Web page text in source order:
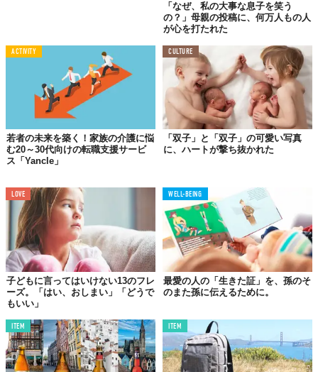
イギリスに来たら、やっぱりこれを食べなきゃね、とフィッシュ
＆チップスに舌鼓を打つCarlaさんとGreggさん。息子だけでな
05.タラクレー
「なぜ、私の大事な息子を笑う
の？」母親の投稿に、何万人もの人
が心を打たれた
ACTIVITY
若者の未来を築く！家族の介護に悩
む20～30代向けの転職支援サービ
ス「Yancle」
CULTURE
「双子」と「双子」の可愛い写真
に、ハートが撃ち抜かれた
LOVE
子どもに言ってはいけない13のフレ
ーズ。「はい、おしまい」「どうで
もいい」
WELL-BEING
最愛の人の「生きた証」を、孫のそ
のまた孫に伝えるために。
ITEM ITEM